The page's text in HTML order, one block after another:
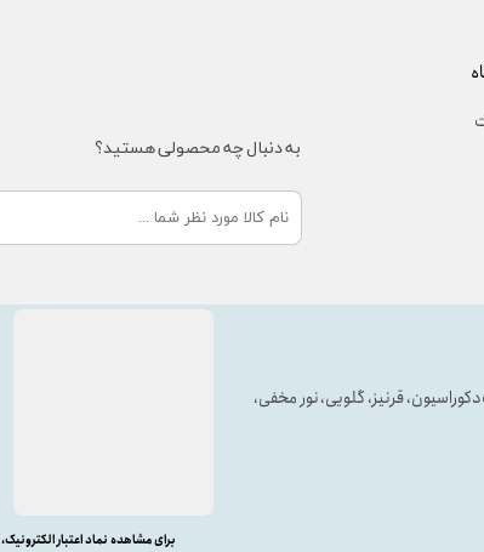
قرنیز، گلویی، نور مخفی،
برای مشاهده نماد اعتبار
به دنبال چه محصولی هستید؟